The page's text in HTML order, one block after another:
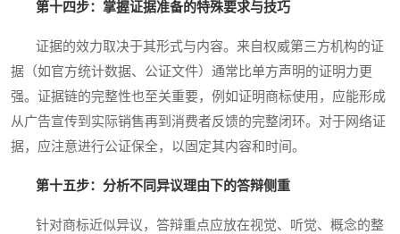
第十四步：掌握证据准备的特殊要求与技巧
证据的效力取决于其形式与内容。来自权威第三方机构的证
据（如官方统计数据、公证文件）通常比单方声明的证明力更
强。证据链的完整性也至关重要，例如证明商标使用，应能形成
从广告宣传到实际销售再到消费者反馈的完整闭环。对于网络证
据，应注意进行公证保全，以固定其内容和时间。
第十五步：分析不同异议理由下的答辩侧重
针对商标近似异议，答辩重点应放在视觉、听觉、概念的整